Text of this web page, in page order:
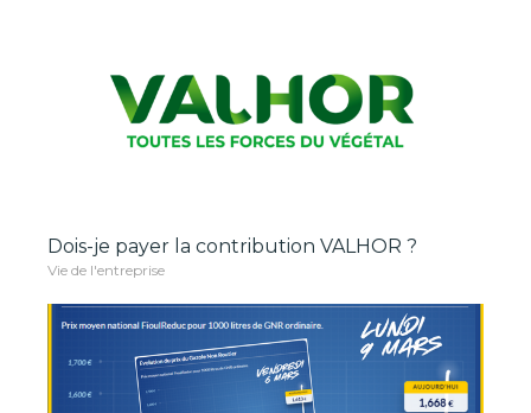
Dois-je payer la contribution VALHOR ?
Vie de l'entreprise